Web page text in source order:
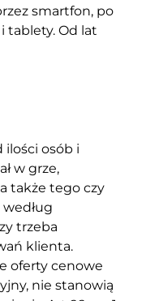
smartfon, po
tablety. Od lat
ilości osób i
w grze,
także tego czy
trzeba
klienta.
oferty cenowe
nie stanowią